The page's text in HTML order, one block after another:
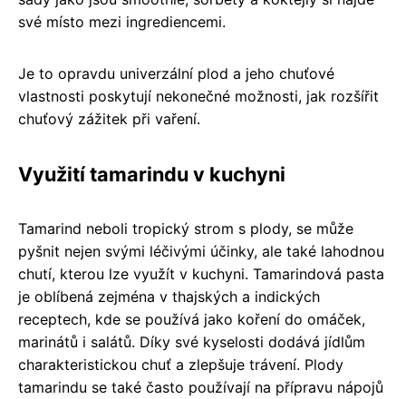
své místo mezi ingrediencemi.
Je to opravdu univerzální plod a jeho chuťové
vlastnosti poskytují nekonečné možnosti, jak rozšířit
chuťový zážitek při vaření.
Využití tamarindu v kuchyni
Tamarind neboli tropický strom s plody, se může
pyšnit nejen svými léčivými účinky, ale také lahodnou
chutí, kterou lze využít v kuchyni. Tamarindová pasta
je oblíbená zejména v thajských a indických
receptech, kde se používá jako koření do omáček,
marinátů i salátů. Díky své kyselosti dodává jídlům
charakteristickou chuť a zlepšuje trávení. Plody
tamarindu se také často používají na přípravu nápojů